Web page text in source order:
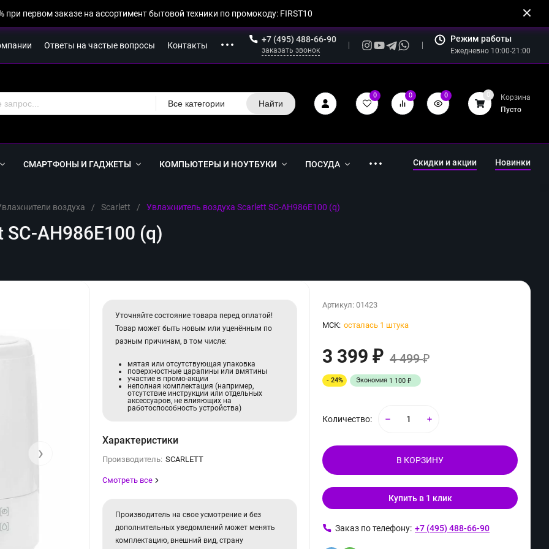
при первом заказе на ассортимент бытовой техники по промокоду: FIRST10
Ответы на частые вопросы Контакты
+7 (495) 488-66-90
заказать звонок
Режим работы
Ежедневно 10:00-21:00
Все категории Найти
0 0 0 0
Корзина
Пусто
СМАРТФОНЫ И ГАДЖЕТЫ КОМПЬЮТЕРЫ И НОУТБУКИ ПОСУДА Скидки и акции Новинки
воздуха / Scarlett / Увлажнитель воздуха Scarlett SC-AH986E100 (q)
AH986E100 (q)
›
Уточняйте состояние товара перед оплатой!
Товар может быть новым или уценённым по
разным причинам, в том числе:
мятая или отсутствующая упаковка
поверхностные царапины или вмятины
участие в промо-акции
неполная комплектация (например,
отсутствие инструкции или отдельных
аксессуаров, не влияющих на
работоспособность устройства)
Характеристики
Производитель: SCARLETT
Смотреть все
Производитель на свое усмотрение и без
дополнительных уведомлений может менять
комплектацию, внешний вид, страну
Артикул:01423
МСК: осталась 1 штука
3 399₽ 4 499₽
- 24% Экономия 1 100₽
Количество:
В КОРЗИНУ
Купить в 1 клик
Заказ по телефону: +7 (495) 488-66-90